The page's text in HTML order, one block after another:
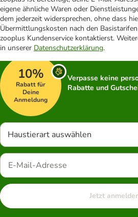
eigene ähnliche Waren oder
dem jederzeit widersprechen, ohne dass
Übermittlungskosten nach den
zooplus Kundenservice kontaktierst.
in unserer Datenschutzerklärung.
10%
Rabatt für
Deine
Anmeldung
Verpasse keine
Rabatte und
Haustierart auswählen
Jetzt